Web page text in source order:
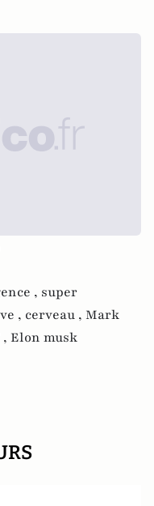
, super
, cerveau , Mark
Elon musk